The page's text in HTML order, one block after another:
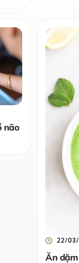
não
22/
Ăn dặm